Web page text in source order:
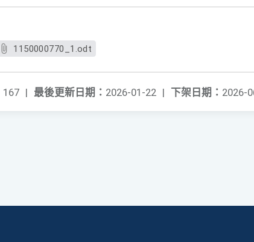
1150000770_1.odt
下架日期： 2026-
最後更新日期： 2026-01-22 |
167 |